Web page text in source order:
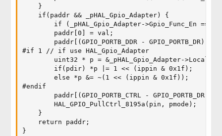
    }
    if(paddr && _pHAL_Gpio_Adapter) {
if (_pHAL_Gpio_Adapter->Gpio_Func_En ==
paddr[0] = val;                        //
paddr[(GPIO_PORTB_DDR - GPIO_PORTB_DR) *
#if 1 // if use HAL_Gpio_Adapter
uint32 * p = &_pHAL_Gpio_Adapter-
        if(pdir) *p |= 1 << (ippin & 0x1f);
        else *p &= ~(1 << (ippin & 0x1f));
#endif
paddr[(GPIO_PORTB_CTRL - GPIO_PORTB_DR)
HAL_GPIO_PullCtrl_8195a(pin, pmode);
    }
    return paddr;
}